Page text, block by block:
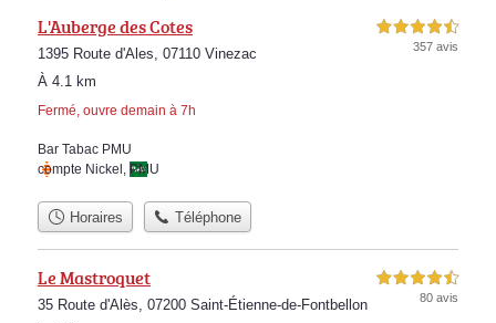
L'Auberge des Cotes
1395 Route d'Ales, 07110 Vinezac
À 4.1 km
Fermé, ouvre demain à 7h
4,5 étoiles sur 5
357 avis
Bar Tabac PMU
compte Nickel , PMU
Horaires Téléphone
Le Mastroquet
35 Route d'Alès, 07200 Saint-Étienne-de-Fontbellon
4,5 étoiles sur 5
80 avis